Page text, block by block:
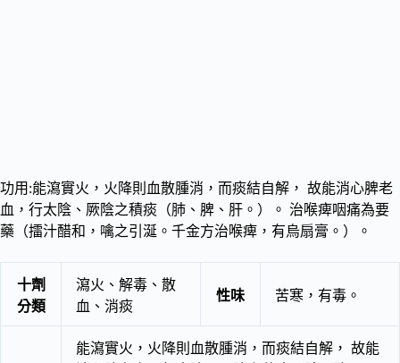
功用:能瀉實火，火降則血散腫消，而痰結自解， 故能消心脾老
血，行太陰、厥陰之積痰（肺、脾、肝。）。 治喉痺咽痛為要
藥（擂汁醋和，噙之引涎。千金方治喉痺，有烏扇膏。）。
十劑
分類
瀉火、解毒、散
血、消痰
性味 苦寒，有毒。
能瀉實火，火降則血散腫消，而痰結自解， 故能